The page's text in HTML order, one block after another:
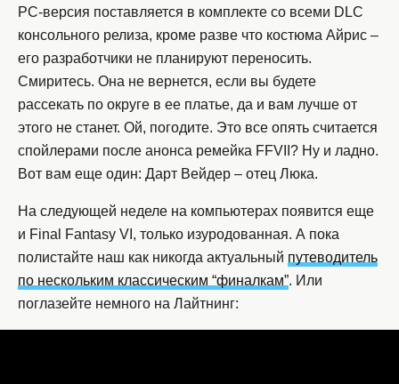
PC-версия поставляется в комплекте со всеми DLC
консольного релиза, кроме разве что костюма Айрис –
его разработчики не планируют переносить.
Смиритесь. Она не вернется, если вы будете
рассекать по округе в ее платье, да и вам лучше от
этого не станет. Ой, погодите. Это все опять считается
спойлерами после анонса ремейка FFVII? Ну и ладно.
Вот вам еще один: Дарт Вейдер – отец Люка.
На следующей неделе на компьютерах появится еще
и Final Fantasy VI, только изуродованная. А пока
полистайте наш как никогда актуальный путеводитель
по нескольким классическим “финалкам”. Или
поглазейте немного на Лайтнинг: